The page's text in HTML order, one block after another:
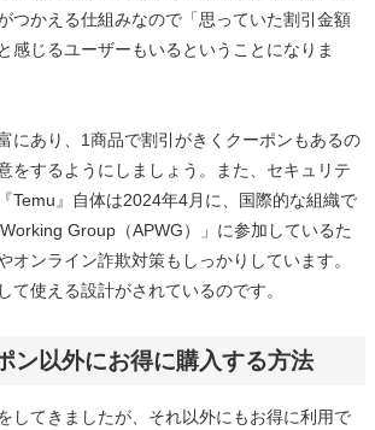
つかえる仕組みなので「思っていた割引金額
じるユーザーもいるということになりま
にあり、1商品で割引がきくクーポンもあるの
をするようにしましょう。また、セキュリテ
Temu』自体は2024年4月に、国際的な組織で
Group（APWG）」に参加しているた
オンライン詐欺対策もしっかりしています。
て使える設計がされているのです。
ン以外にお得に購入する方法
してきましたが、それ以外にもお得に利用で